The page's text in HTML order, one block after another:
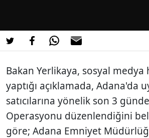
Bakan Yerlikaya, sosyal medya
yaptığı açıklamada, Adana'da
satıcılarına yönelik son 3
Operasyonu düzenlendiğini
göre; Adana Emniyet